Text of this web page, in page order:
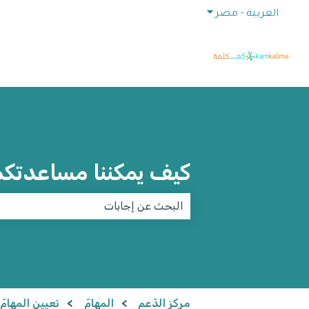
العربية - مصر إظهار القائمة الفرعية للترجمات
كيف يمكننا
مركز الدّعم المهامّ تعيين المهامّ